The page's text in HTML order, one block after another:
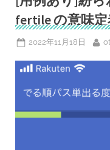
着/
英
検
1
級
英
語
出
度
B”
fertile の意味
Posted
2022年11月18日